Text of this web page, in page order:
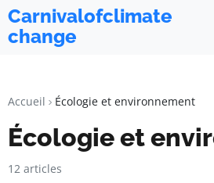
Carnivalofclimate
change
Accueil Écologie et environnement
Écologie et
12 articles